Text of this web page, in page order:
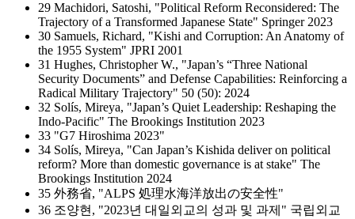
29 Machidori, Satoshi, "Political Reform Reconsidered: The
Trajectory of a Transformed Japanese State" Springer 2023
30 Samuels, Richard, "Kishi and Corruption: An Anatomy of
the 1955 System" JPRI 2001
31 Hughes, Christopher W., "Japan’s “Three National
Security Documents” and Defense Capabilities: Reinforcing a
Radical Military Trajectory" 50 (50): 2024
32 Solís, Mireya, "Japan’s Quiet Leadership: Reshaping the
Indo-Pacific" The Brookings Institution 2023
33 "G7 Hiroshima 2023"
34 Solís, Mireya, "Can Japan’s Kishida deliver on political
reform? More than domestic governance is at stake" The
Brookings Institution 2024
35 外務省, "ALPS 処理水海洋放出の安全性"
36 조양현, "2023년 대일외교의 성과 및 과제" 국립외교